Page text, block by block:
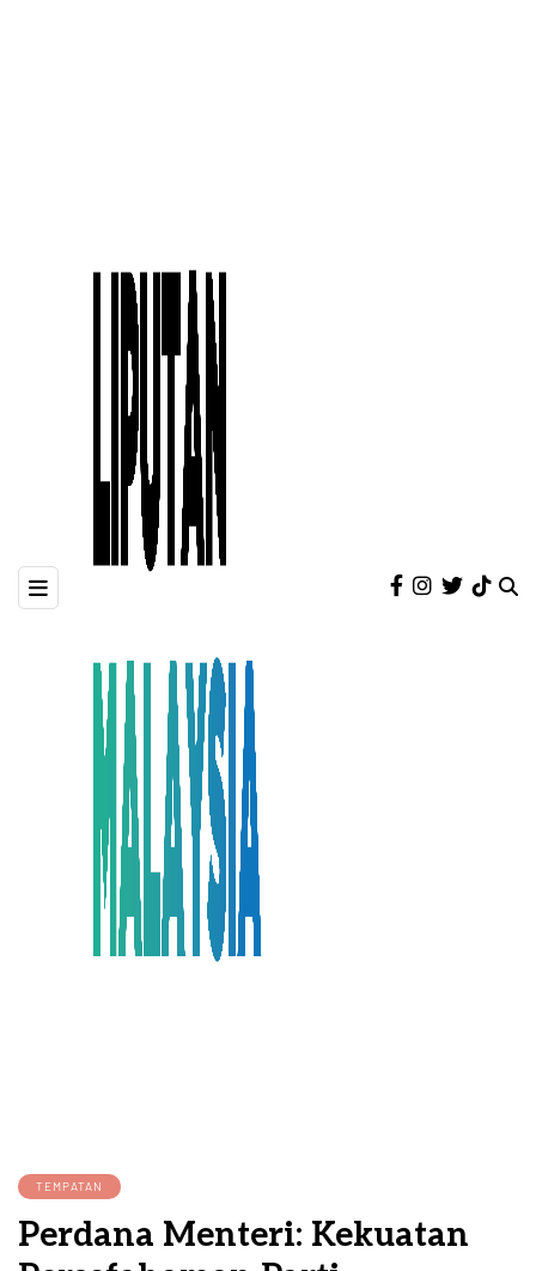
TEMPATAN
Perdana Menteri: Kekuatan